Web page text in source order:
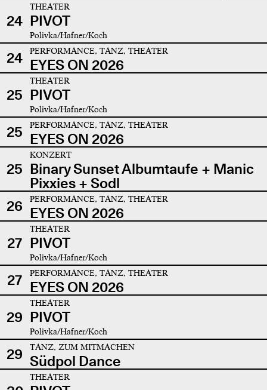
24
THEATER
PIVOT
Polivka/Hafner/Koch
24 PERFORMANCE, TANZ, THEATER
EYES ON 2026
25
THEATER
PIVOT
Polivka/Hafner/Koch
25 PERFORMANCE, TANZ, THEATER
EYES ON 2026
25
KONZERT
Binary Sunset Albumtaufe + Manic
Pixxies + Sodl
26
PERFORMANCE, TANZ, THEATER
EYES ON 2026
27
THEATER
PIVOT
Polivka/Hafner/Koch
27 PERFORMANCE, TANZ, THEATER
EYES ON 2026
29
THEATER
PIVOT
Polivka/Hafner/Koch
29 TANZ, ZUM MITMACHEN
Südpol Dance
THEATER